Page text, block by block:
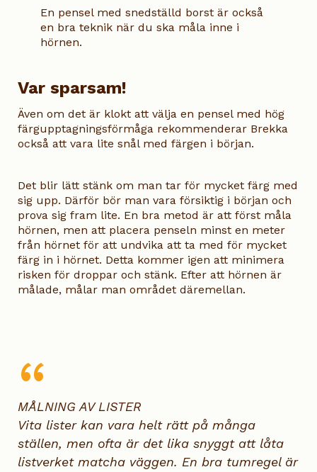
En pensel med snedställd borst är också
en bra teknik när du ska måla inne i
hörnen.
Var sparsam!
Även om det är klokt att välja en pensel med hög
färgupptagningsförmåga rekommenderar Brekka
också att vara lite snål med färgen i början.
Det blir lätt stänk om man tar för mycket färg med
sig upp. Därför bör man vara försiktig i början och
prova sig fram lite. En bra metod är att först måla
hörnen, men att placera penseln minst en meter
från hörnet för att undvika att ta med för mycket
färg in i hörnet. Detta kommer igen att minimera
risken för droppar och stänk. Efter att hörnen är
målade, målar man området däremellan.
MÅLNING AV LISTER
Vita lister kan vara helt rätt på många
ställen, men ofta är det lika snyggt att låta
listverket matcha väggen. En bra tumregel är